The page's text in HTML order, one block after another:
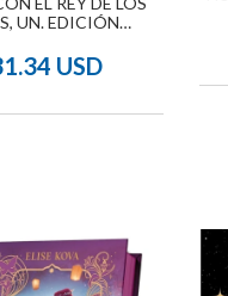
UN. EDICIÓN
USD